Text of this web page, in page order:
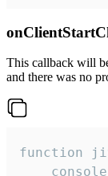
This callback will
and there was no
function